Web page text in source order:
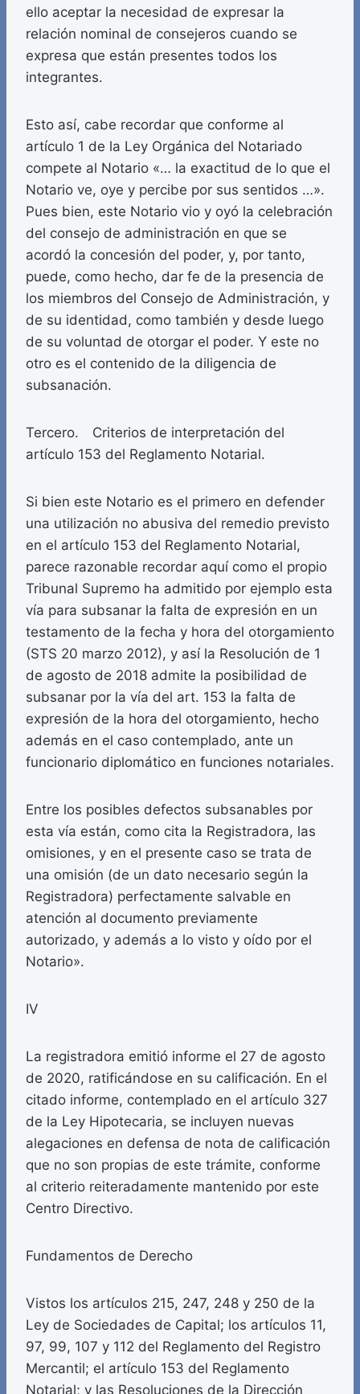
ello aceptar la necesidad de expresar la
relación nominal de consejeros cuando se
expresa que están presentes todos los
integrantes.
Esto así, cabe recordar que conforme al
artículo 1 de la Ley Orgánica del Notariado
compete al Notario «… la exactitud de lo que el
Notario ve, oye y percibe por sus sentidos …».
Pues bien, este Notario vio y oyó la celebración
del consejo de administración en que se
acordó la concesión del poder, y, por tanto,
puede, como hecho, dar fe de la presencia de
los miembros del Consejo de Administración, y
de su identidad, como también y desde luego
de su voluntad de otorgar el poder. Y este no
otro es el contenido de la diligencia de
subsanación.
Tercero. Criterios de interpretación del
artículo 153 del Reglamento Notarial.
Si bien este Notario es el primero en defender
una utilización no abusiva del remedio previsto
en el artículo 153 del Reglamento Notarial,
parece razonable recordar aquí como el propio
Tribunal Supremo ha admitido por ejemplo esta
vía para subsanar la falta de expresión en un
testamento de la fecha y hora del otorgamiento
(STS 20 marzo 2012), y así la Resolución de 1
de agosto de 2018 admite la posibilidad de
subsanar por la vía del art. 153 la falta de
expresión de la hora del otorgamiento, hecho
además en el caso contemplado, ante un
funcionario diplomático en funciones notariales.
Entre los posibles defectos subsanables por
esta vía están, como cita la Registradora, las
omisiones, y en el presente caso se trata de
una omisión (de un dato necesario según la
Registradora) perfectamente salvable en
atención al documento previamente
autorizado, y además a lo visto y oído por el
Notario».
IV
La registradora emitió informe el 27 de agosto
de 2020, ratificándose en su calificación. En el
citado informe, contemplado en el artículo 327
de la Ley Hipotecaria, se incluyen nuevas
alegaciones en defensa de nota de calificación
que no son propias de este trámite, conforme
al criterio reiteradamente mantenido por este
Centro Directivo.
Fundamentos de Derecho
Vistos los artículos 215, 247, 248 y 250 de la
Ley de Sociedades de Capital; los artículos 11,
97, 99, 107 y 112 del Reglamento del Registro
Mercantil; el artículo 153 del Reglamento
Notarial; y las Resoluciones de la Dirección